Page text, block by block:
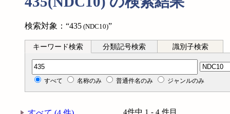
検索対象：“435 (NDC10)”
キーワード検索 分類記号検索 識別子検索
分類記号検索
すべて 名称のみ 普通件名のみ ジャンルのみ
4件中 1 - 4 件目